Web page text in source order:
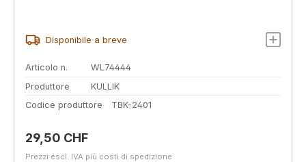
Disponibile a breve
Articolo n.
WL74444
Produttore
KULLIK
Codice produttore
TBK-2401
Prezzo normale:
29,50 CHF
Prezzi escl. IVA più costi di spedizione